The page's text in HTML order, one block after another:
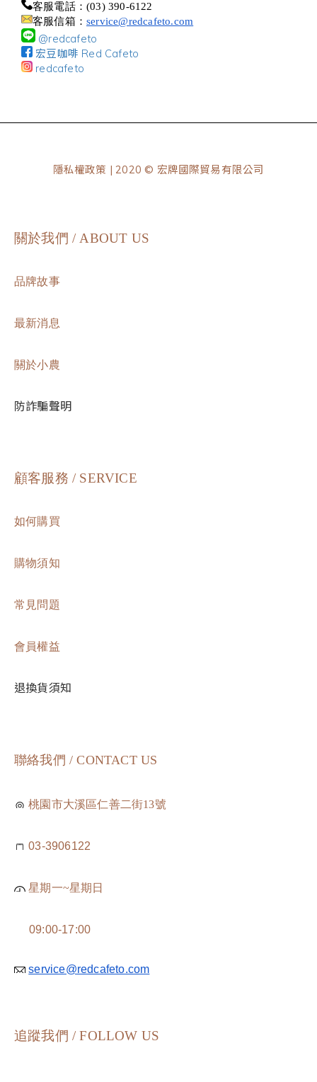
客服電話：(03) 390-6122
客服信箱： service@redcafeto.com
@redcafeto
宏豆咖啡 Red Cafeto
redcafeto
隱私權政策 | 2020 © 宏牌國際貿易有限公司
關於我們 / ABOUT US
品牌故事
最新消息
關於小農
防詐騙聲明
顧客服務 / SERVICE
如何購買
購物須知
常見問題
會員權益
退換貨須知
聯絡我們 / CONTACT US
桃園市大溪區仁善二街13號
03-3906122
星期一~星期日
09:00-17:00
service@redcafeto.com
追蹤我們 / FOLLOW US